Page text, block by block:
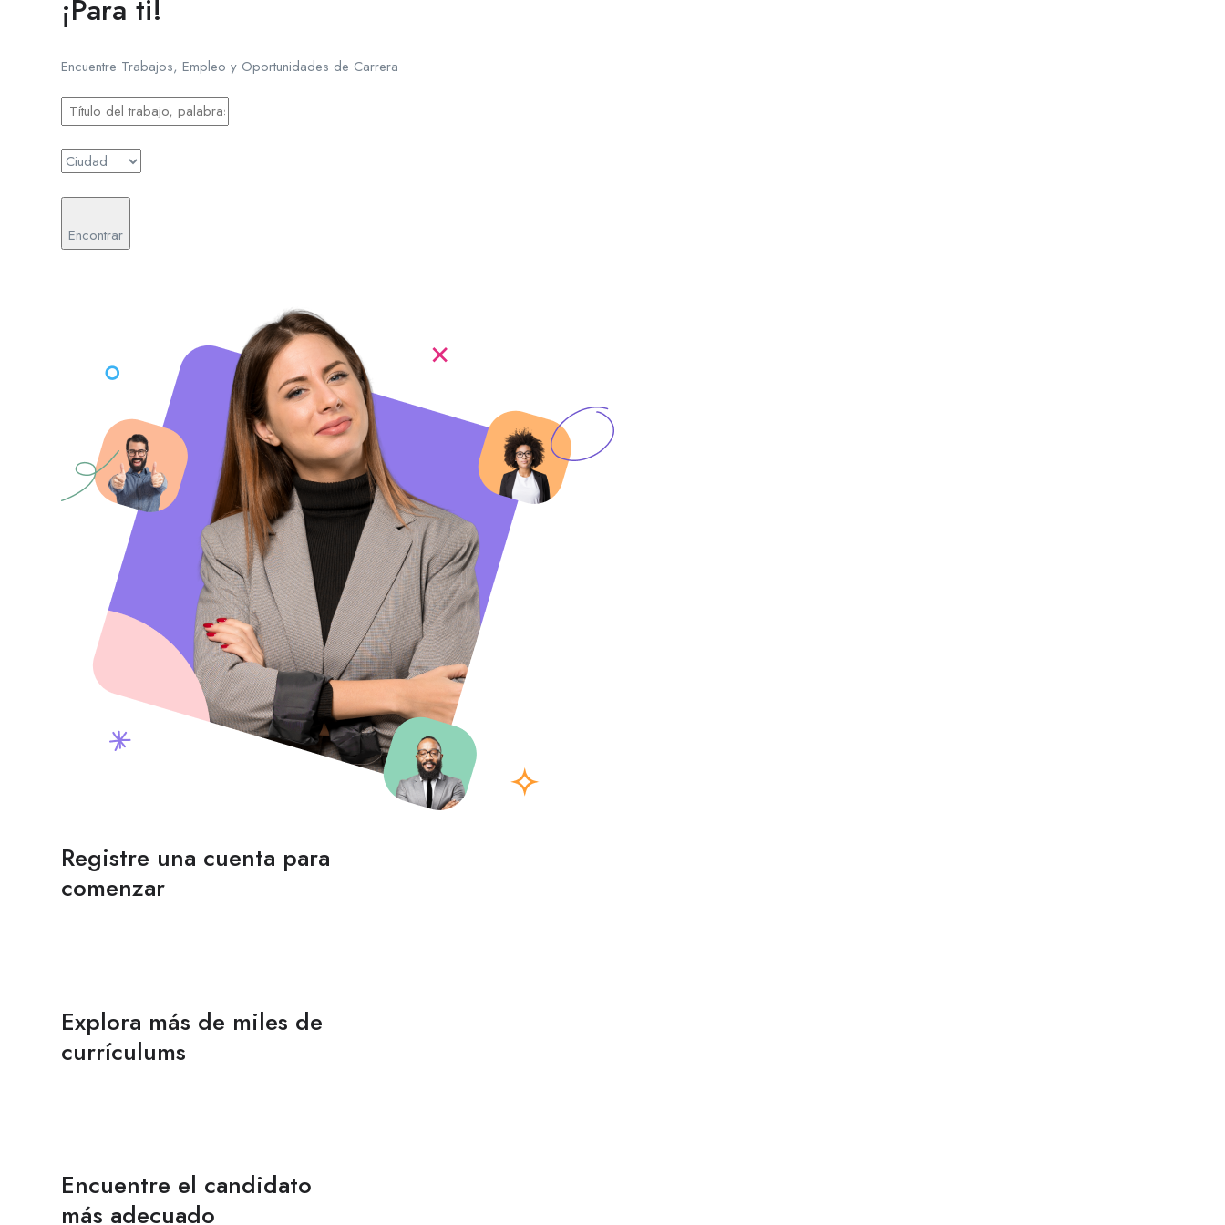
¡Para ti!
Encuentre Trabajos, Empleo y Oportunidades de Carrera
Encontrar
Registre una cuenta para
comenzar
Explora más de miles de
currículums
Encuentre el candidato
más adecuado